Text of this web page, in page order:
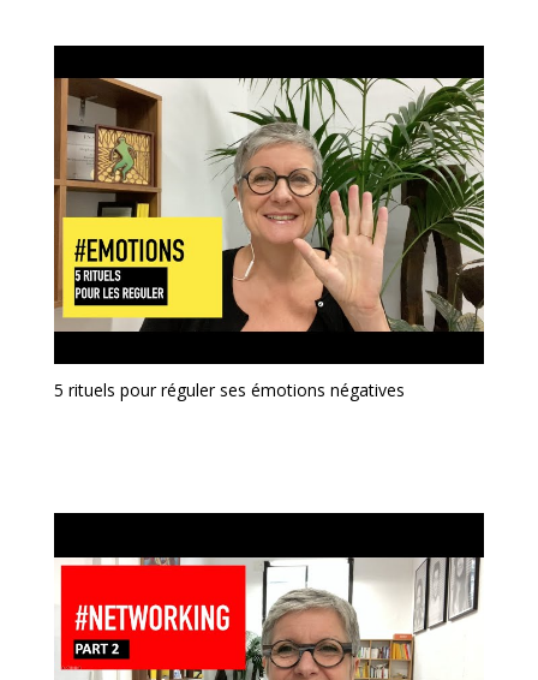
5 rituels pour réguler ses émotions négatives